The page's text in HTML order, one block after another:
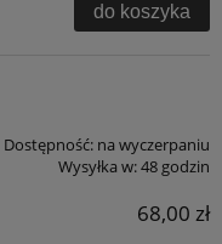
do koszyka
Dostępność: na wyczerpaniu
Wysyłka w:48 godzin
68,00 zł